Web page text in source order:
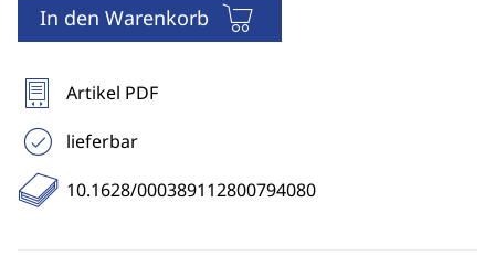
In den Warenkorb
Artikel PDF
lieferbar
10.1628/000389112800794080